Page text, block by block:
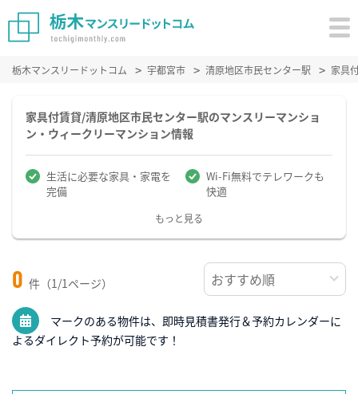
栃木マンスリードットコム 宇都宮市 清原地区市民センター駅 家具
家具付賃貸/清原地区市民センター駅のマンスリーマンショ
ン・ウィークリーマンション情報
生活に必要な家具・家電を
完備
Wi-Fi無料でテレワークも
快適
もっと見る
0 件（1/1ページ）
マークのある物件は、即時見積書発行＆予約カレンダーに
よるダイレクト予約が可能です！